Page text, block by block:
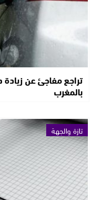
تراجع مفاجئ عن
بالمغرب
تازة والجهة